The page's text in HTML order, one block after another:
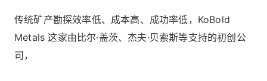
传统矿产勘探效率低、成本高、成功率低，KoBold
Metals 这家由比尔·盖茨、杰夫·贝索斯等支持的初创公
司，